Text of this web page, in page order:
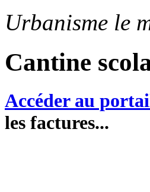
Urbanisme le
Cantine
Accéder au
les factures...